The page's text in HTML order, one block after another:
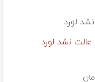
لورد
نشد لورد